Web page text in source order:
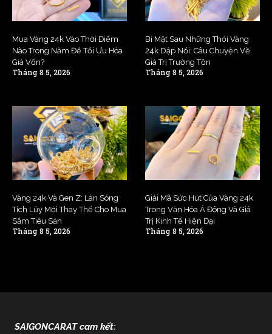
Mua Vàng 24k Vào Thời Điểm
Nào Trong Năm Để Tối Ưu Hóa
Giá Vốn?
Tháng 8 5, 2026
Bí Mật Sau Những Thỏi Vàng
24k Dập Nổi: Câu Chuyện Về
Giá Trị Trường Tồn
Tháng 8 5, 2026
Vàng 24k Và Gen Z: Làn Sóng
Tích Lũy Mới Thay Thế Cho Mua
Sắm Tiêu Sản
Tháng 8 5, 2026
Giải Mã Sức Hút Của Vàng 24k
Trong Văn Hóa Á Đông Và Giá
Trị Kinh Tế Hiện Đại
Tháng 8 5, 2026
SAIGONCARAT cam kết: